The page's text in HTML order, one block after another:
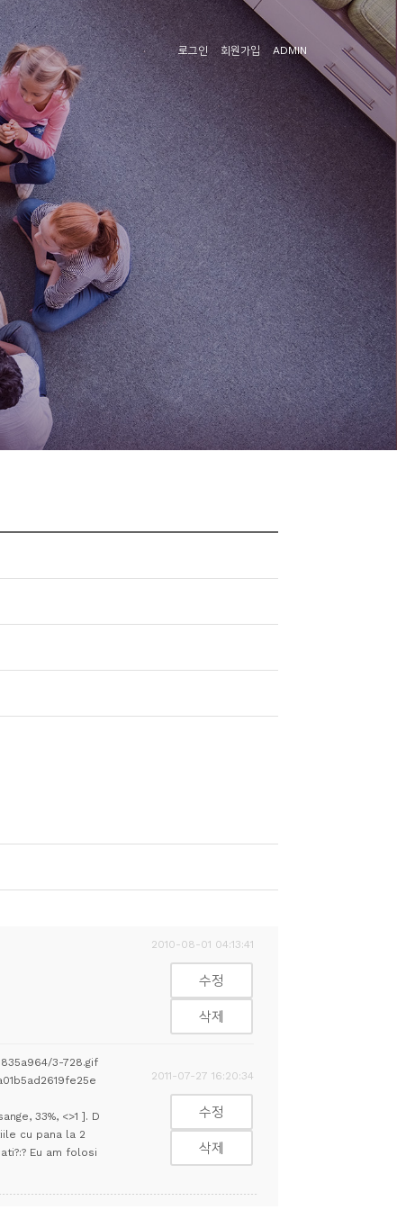
로그인 회원가입 ADMIN
2010-08-01 04:13:41
수정
삭제
3-728.gif
33%, <>1 ]. D
cu pana la 2
Eu am folosi
2011-07-27 16:20:34
수정
삭제